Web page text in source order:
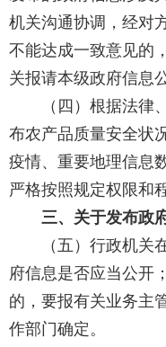
机关沟通协调，经对
不能达成一致意见的
关报请本级政府信息
（四）根据法律、
布农产品质量安全状
疫情、重要地理信息
严格按照规定权限和
三、关于发布政
（五）行政机关在
府信息是否应当公开
的，要报有关业务主
作部门确定。